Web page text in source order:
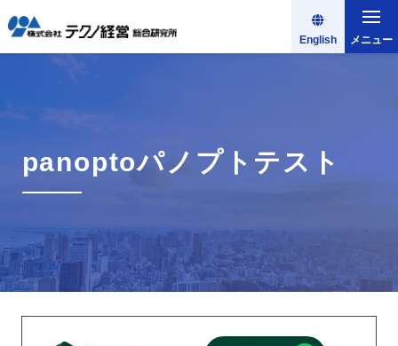
English メニュー
panoptoパノプトテスト